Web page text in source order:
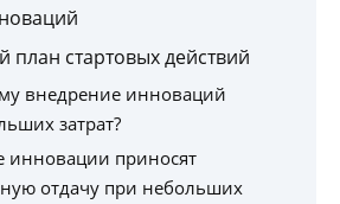
план стартовых действий
внедрение инноваций
затрат?
инновации приносят
отдачу при небольших